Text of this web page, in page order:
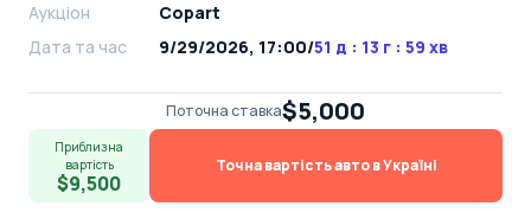
Аукціон
Copart
Дата та час
9/29/2026, 17:00/51 д : 13 г : 59 хв
Поточна ставка$5,000
Приблизна
вартість
$9,500
Точна вартість авто в Україні